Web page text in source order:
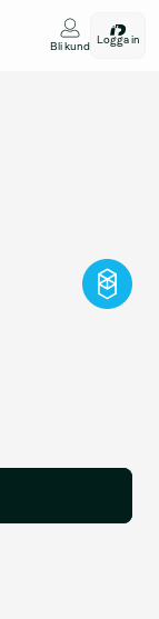
Bli kund
Logga in